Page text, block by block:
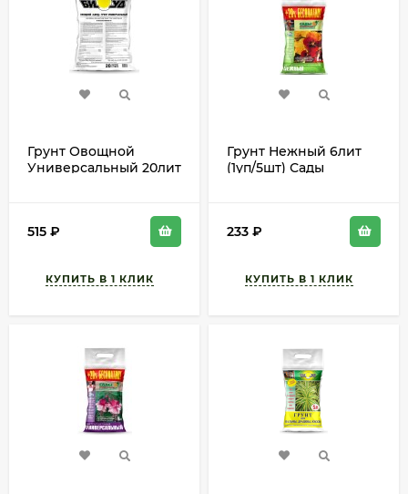
Грунт Овощной
Универсальный 20лит
515 ₽
Грунт Нежный 6лит
(1уп/5шт) Сады
233 ₽